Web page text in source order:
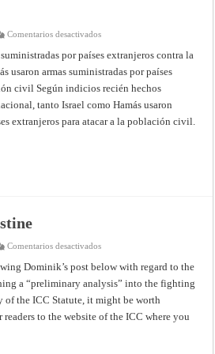
Comentarios desactivadosen
y
Hamás
usaron
suministradas
por
países
extranjeros
contra
por países extranjeros contra la
usaron armas suministradas por países
civil Según indicios recién hechos
tanto Israel como Hamás usaron
extranjeros para atacar a la población civil.
Comentarios desactivadosen
ICC
and
Palestine
Dominik’s post below with regard to the
a “preliminary analysis” into the fighting
the ICC Statute, it might be worth
to the website of the ICC where you